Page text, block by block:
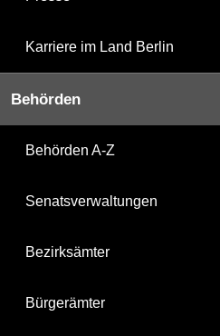
Karriere im Land Berlin
Behörden
Behörden A-Z
Senatsverwaltungen
Bezirksämter
Bürgerämter